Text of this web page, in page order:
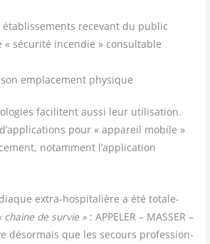
éta­blis­se­ments rece­vant du public
« sécu­ri­té incen­die » consul­table
empla­ce­ment physique
faci­litent aus­si leur uti­li­sa­tion.
pour « appa­reil mobile »
notam­ment l’application
extra-hos­pi­ta­lière a été tota­le­
chaine de sur­vie » : APPELER – MASSER –
désor­mais que les secours pro­fes­sion­